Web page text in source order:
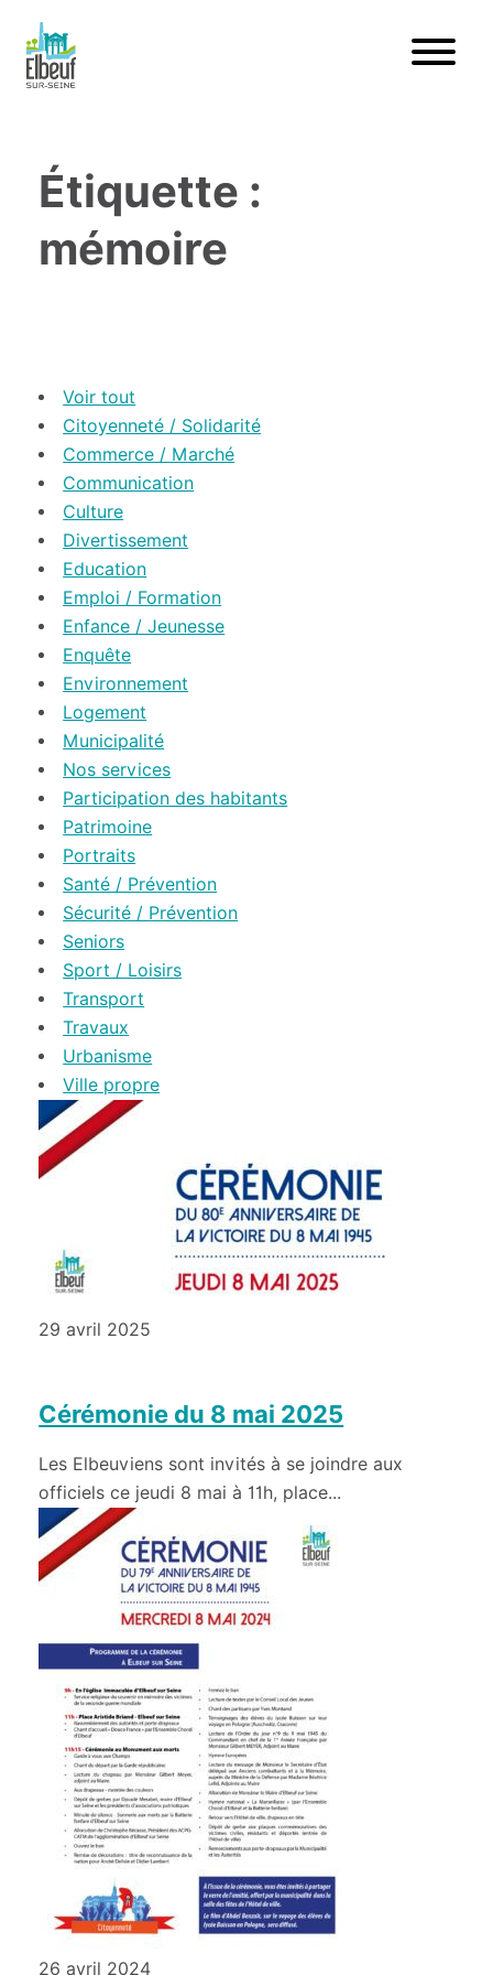
Étiquette :
mémoire
Voir tout
Citoyenneté / Solidarité
Commerce / Marché
Communication
Culture
Divertissement
Education
Emploi / Formation
Enfance / Jeunesse
Enquête
Environnement
Logement
Municipalité
Nos services
Participation des habitants
Patrimoine
Portraits
Santé / Prévention
Sécurité / Prévention
Seniors
Sport / Loisirs
Transport
Travaux
Urbanisme
Ville propre
29 avril 2025
Cérémonie du 8 mai 2025
Les Elbeuviens sont invités à se joindre aux
officiels ce jeudi 8 mai à 11h, place...
26 avril 2024